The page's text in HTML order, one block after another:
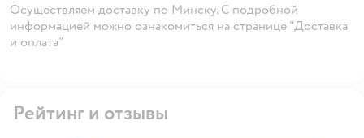
Осуществляем доставку по Минску. С подробной
информацией можно ознакомиться на странице "Доставка
и оплата"
Рейтинг и отзывы